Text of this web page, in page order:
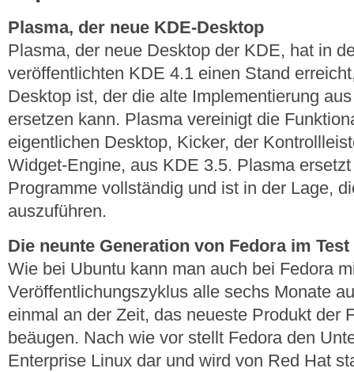
Plasma, der neue KDE-Desktop
Plasma, der neue Desktop der KDE, hat in
veröffentlichten KDE 4.1 einen Stand
Desktop ist, der die alte Implementierung
ersetzen kann. Plasma vereinigt die
eigentlichen Desktop, Kicker, der
Widget-Engine, aus KDE 3.5. Plasma
Programme vollständig und ist in der Lage,
auszuführen.
Die neunte Generation von Fedora im Test
Wie bei Ubuntu kann man auch bei Fedora
Veröffentlichungszyklus alle sechs Monate
einmal an der Zeit, das neueste Produkt der
beäugen. Nach wie vor stellt Fedora den
Enterprise Linux dar und wird von Red Hat